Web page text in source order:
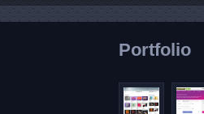
Portfolio